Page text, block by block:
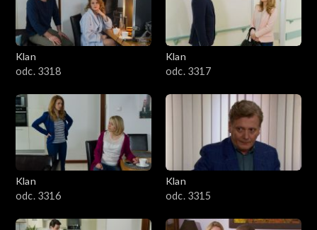
Klan
odc. 3318
Klan
odc. 3317
Klan
odc. 3316
Klan
odc. 3315